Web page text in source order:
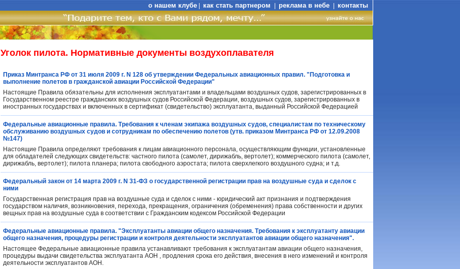
о нашем клубе как стать партнером реклама в небе контакты
Уголок пилота. Нормативные документы воздухоплавателя
Приказ Минтранса РФ от 31 июля 2009 г. N 128 об утверждении Федеральных авиационных правил. "Подготовка и
выполнение полетов в гражданской авиации Российской Федерации"
Настоящие Правила обязательны для исполнения эксплуатантами и владельцами воздушных судов, зарегистрированных в
Государственном реестре гражданских воздушных судов Российской Федерации, воздушных судов, зарегистрированных в
иностранных государствах и включенных в сертификат (свидетельство) эксплуатанта, выданный Российской Федерацией
Федеральные авиационные правила. Требования к членам экипажа воздушных судов, специалистам по техническому
обслуживанию воздушных судов и сотрудникам по обеспечению полетов (утв. приказом Минтранса РФ от 12.09.2008
№147)
Настоящие Правила определяют требования к лицам авиационного персонала, осуществляющим функции, установленные
для обладателей следующих свидетельств: частного пилота (самолет, дирижабль, вертолет); коммерческого пилота (самолет,
дирижабль, вертолет); пилота планера; пилота свободного аэростата; пилота сверхлегкого воздушного судна; и т.д.
Федеральный закон от 14 марта 2009 г. N 31-ФЗ о государственной регистрации прав на воздушные суда и сделок с
ними
Государственная регистрация прав на воздушные суда и сделок с ними - юридический акт признания и подтверждения
государством наличия, возникновения, перехода, прекращения, ограничения (обременения) права собственности и других
вещных прав на воздушные суда в соответствии с Гражданским кодексом Российской Федерации
Федеральные авиационные правила. "Эксплуатанты авиации общего назначения. Требования к эксплуатанту авиации
общего назначения, процедуры регистрации и контроля деятельности эксплуатантов авиации общего назначения".
Настоящее Федеральные авиационные правила устанавливают требования к эксплуатантам авиации общего назначения,
процедуры выдачи свидетельства эксплуатанта АОН , продления срока его действия, внесения в него изменений и контроля
деятельности эксплуатантов АОН.